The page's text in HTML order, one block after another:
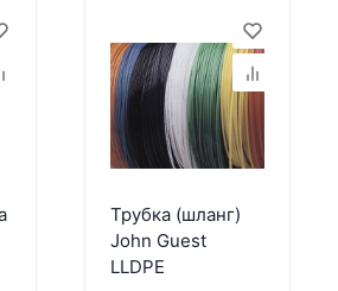
Трубка (шланг)
John Guest
LLDPE